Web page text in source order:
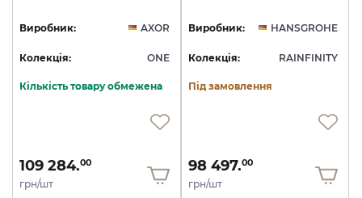
Виробник: AXOR
Колекція: ONE
Кількість товару обмежена
109 284.00
грн/шт
Виробник: HANSGROHE
Колекція: RAINFINITY
Під замовлення
98 497.00
грн/шт